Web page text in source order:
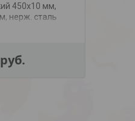
450х10 мм,
нерж. сталь
руб.